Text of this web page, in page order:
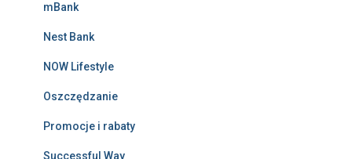
mBank
Nest Bank
NOW Lifestyle
Oszczędzanie
Promocje i rabaty
Successful Way